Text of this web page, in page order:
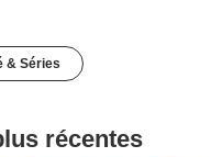
& Séries
récentes